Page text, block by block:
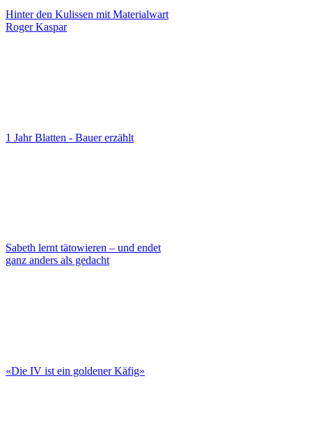
Hinter den Kulissen mit Materialwart
Roger Kaspar
1 Jahr Blatten - Bauer erzählt
Sabeth lernt tätowieren – und endet
ganz anders als gedacht
«Die IV ist ein goldener Käfig»